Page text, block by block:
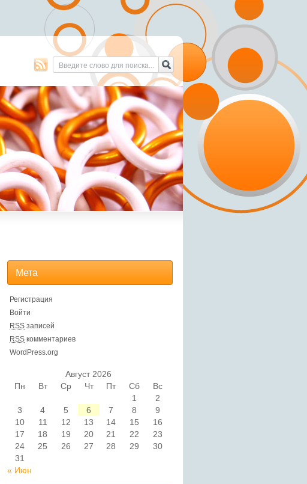
Мета
Регистрация
Войти
RSS записей
RSS комментариев
WordPress.org
Август 2026
Пн
Вт Ср Чт Пт Сб Вс
« Июн
1
2
3
4 5 6 7 8
9
10
11 12 13 14 15
16
17
18 19 20 21 22
23
24
25 26 27 28 29
30
31